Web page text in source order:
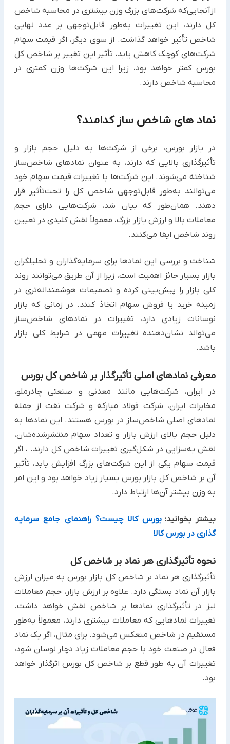
ازآنجایی‌که شرکت‌های بزرگ وزن بیشتری در محاسبه شاخص
کل دارند، این تغییرات به‌طور قابل‌توجهی بر عدد نهایی
شاخص تأثیر خواهد گذاشت. از سوی دیگر، اگر قیمت سهام
شرکت‌های کوچک کاهش یابد، تأثیر این تغییر بر شاخص کل
بورس کمتر خواهد بود، زیرا این شرکت‌ها وزن کمتری در
محاسبه شاخص دارند.
نماد های شاخص ‌ساز کدامند؟
در بازار بورس، برخی از شرکت‌ها به دلیل حجم بازار و
تأثیرگذاری بالایی که دارند، به عنوان نمادهای شاخص‌ساز
شناخته می‌شوند. این شرکت‌ها با تغییرات قیمت سهام خود
می‌توانند به‌طور قابل‌توجهی شاخص کل را تحت‌تأثیر قرار
دهند. همان‌طور که بیان شد، شرکت‌هایی دارای حجم
معاملات بالا و ارزش بازار بزرگ، معمولاً نقش کلیدی در تعیین
روند شاخص ایفا می‌کنند.
شناخت و بررسی این نمادها برای سرمایه‌گذاران و تحلیلگران
بازار بسیار حائز اهمیت است، زیرا از آن طریق می‌توانند روند
کلی بازار را پیش‌بینی کرده و تصمیمات هوشمندانه‌تری در
زمینه خرید یا فروش سهام اتخاذ کنند. در زمانی که بازار
نوسانات زیادی دارد، تغییرات در نمادهای شاخص‌ساز
می‌تواند نشان‌دهنده تغییرات مهمی در شرایط کلی بازار
باشد.
معرفی نمادهای اصلی تأثیرگذار بر شاخص کل بورس
در ایران، شرکت‌هایی مانند معدنی و صنعتی چادرملو،
مخابرات ایران، شرکت فولاد مبارکه و شرکت نفت از جمله
نمادهای اصلی شاخص‌ساز در بورس هستند. این نمادها به
دلیل حجم بالای ارزش بازار و تعداد سهام منتشرشده‌شان،
نقش به‌سزایی در شکل‌گیری تغییرات شاخص کل دارند. ، اگر
قیمت سهام یکی از این شرکت‌های بزرگ افزایش یابد، تأثیر
آن بر شاخص کل بازار بورس بسیار زیاد خواهد بود و این امر
به وزن بیشتر آن‌ها ارتباط دارد.
بیشتر بخوانید: بورس کالا چیست؟ راهنمای جامع سرمایه
گذاری در بورس کالا
نحوه تأثیرگذاری هر نماد بر شاخص کل
تأثیرگذاری هر نماد بر شاخص کل بازار بورس به میزان ارزش
بازار آن نماد بستگی دارد. علاوه بر ارزش بازار، حجم معاملات
نیز در تأثیرگذاری نمادها بر شاخص نقش خواهد داشت.
تغییرات نمادهایی که معاملات بیشتری دارند، معمولاً به‌طور
مستقیم‌ در شاخص منعکس می‌شود. برای مثال، اگر یک نماد
فعال در صنعت خود با حجم معاملات زیاد دچار نوسان شود،
تغییرات آن به طور قطع بر شاخص کل بورس اثرگذار خواهد
بود.